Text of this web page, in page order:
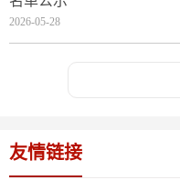
2026-05-28
友情链接